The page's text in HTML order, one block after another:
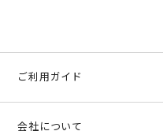
ご利用ガイド
会社について